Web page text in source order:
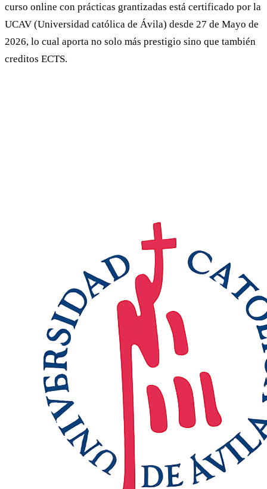
curso online con prácticas grantizadas está certificado por la
UCAV (Universidad católica de Ávila) desde 27 de Mayo de
2026, lo cual aporta no solo más prestigio sino que también
creditos ECTS.